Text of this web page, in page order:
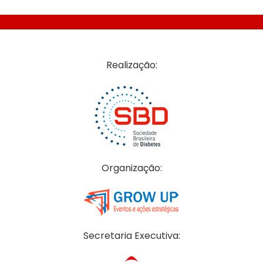
Realização:
Organização:
Secretaria Executiva: